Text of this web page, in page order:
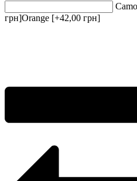
грн]Orange [+42,00 грн]